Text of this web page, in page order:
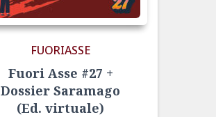
FUORIASSE
Fuori Asse #27 +
Dossier Saramago
(Ed. virtuale)